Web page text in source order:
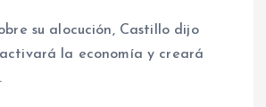
su alocución, Castillo dijo
la economía y creará